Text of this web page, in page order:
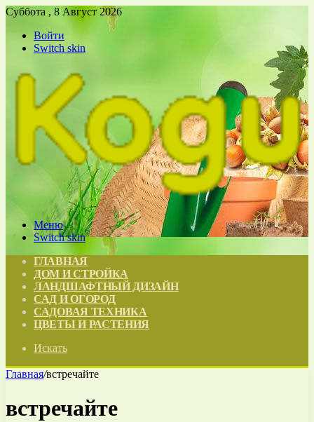
Суббота , 8 Август 2026
Войти
Switch skin
Меню
Switch skin
ГЛАВНАЯ
ДОМ И СТРОЙКА
ЛАНДШАФТНЫЙ ДИЗАЙН
САД И ОГОРОД
САДОВАЯ ТЕХНИКА
ЦВЕТЫ И РАСТЕНИЯ
Искать
Главная/встречайте
встречайте